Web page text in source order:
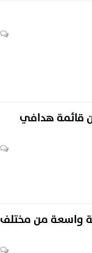
قائمة هدافي
واسعة من مختلف